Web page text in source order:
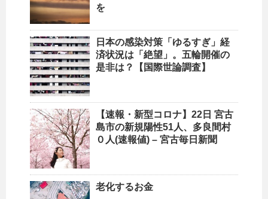
を
日本の感染対策「ゆるすぎ」経
済状況は「絶望」。五輪開催の
是非は？【国際世論調査】
【速報・新型コロナ】22日 宮古
島市の新規陽性51人、多良間村
０人(速報値) – 宮古毎日新聞
老化するお金